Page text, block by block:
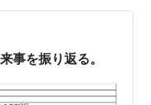
っと勉強で下ね。い
した将…
事を振り返る。